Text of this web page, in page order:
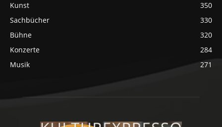
Kunst
350
Sachbücher
330
Bühne
320
Konzerte
284
Musik
271